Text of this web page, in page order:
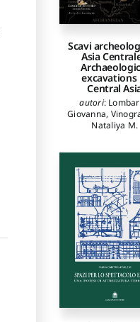
Scavi
Asia
excavations
Central
autori:
Giovanna,
Nataliya M.